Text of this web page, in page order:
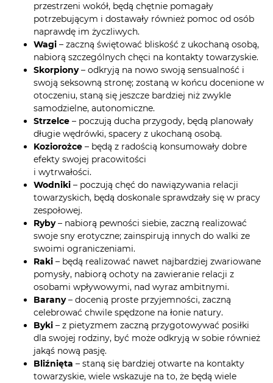
przestrzeni wokół, będą chętnie pomagały
potrzebującym i dostawały również pomoc od osób
naprawdę im życzliwych.
Wagi – zaczną świętować bliskość z ukochaną osobą,
nabiorą szczególnych chęci na kontakty towarzyskie.
Skorpiony– odkryją na nowo swoją sensualność i
swoją seksowną stronę; zostaną w końcu docenione w
otoczeniu, staną się jeszcze bardziej niż zwykle
samodzielne, autonomiczne.
Strzelce – poczują ducha przygody, będą planowały
długie wędrówki, spacery z ukochaną osobą.
Koziorożce – będą z radością konsumowały dobre
efekty swojej pracowitości
i wytrwałości.
Wodniki – poczują chęć do nawiązywania relacji
towarzyskich, będą doskonale sprawdzały się w pracy
zespołowej.
Ryby– nabiorą pewności siebie, zaczną realizować
swoje sny erotyczne; zainspirują innych do walki ze
swoimi ograniczeniami.
Raki – będą realizować nawet najbardziej zwariowane
pomysły, nabiorą ochoty na zawieranie relacji z
osobami wpływowymi, nad wyraz ambitnymi.
Barany– docenią proste przyjemności, zaczną
celebrować chwile spędzone na łonie natury.
Byki – z pietyzmem zaczną przygotowywać posiłki
dla swojej rodziny, być może odkryją w sobie również
jakąś nową pasję.
Bliźnięta – staną się bardziej otwarte na kontakty
towarzyskie, wiele wskazuje na to, że będą wiele